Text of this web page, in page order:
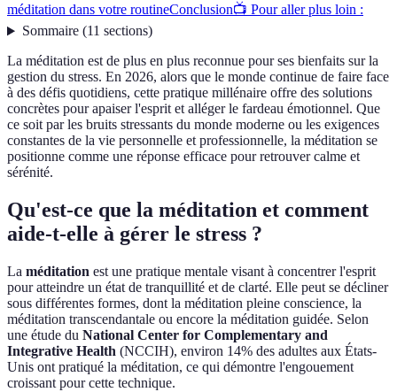
méditation dans votre routineConclusion📺 Pour aller plus loin :
Sommaire(11 sections)
La méditation est de plus en plus reconnue pour ses bienfaits sur la
gestion du stress. En 2026, alors que le monde continue de faire face
à des défis quotidiens, cette pratique millénaire offre des solutions
concrètes pour apaiser l'esprit et alléger le fardeau émotionnel. Que
ce soit par les bruits stressants du monde moderne ou les exigences
constantes de la vie personnelle et professionnelle, la méditation se
positionne comme une réponse efficace pour retrouver calme et
sérénité.
Qu'est-ce que la méditation et comment
aide-t-elle à gérer le stress ?
La méditation est une pratique mentale visant à concentrer l'esprit
pour atteindre un état de tranquillité et de clarté. Elle peut se décliner
sous différentes formes, dont la méditation pleine conscience, la
méditation transcendantale ou encore la méditation guidée. Selon
une étude du National Center for Complementary and
Integrative Health (NCCIH), environ 14% des adultes aux États-
Unis ont pratiqué la méditation, ce qui démontre l'engouement
croissant pour cette technique.